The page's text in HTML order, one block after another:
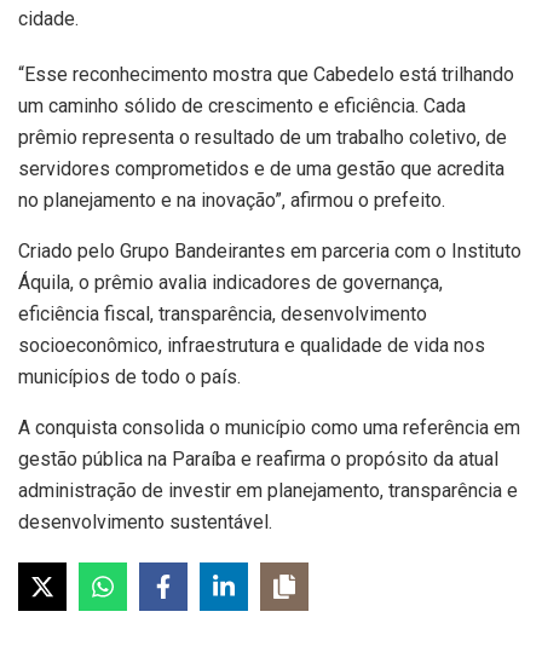
cidade.
“Esse reconhecimento mostra que Cabedelo está trilhando
um caminho sólido de crescimento e eficiência. Cada
prêmio representa o resultado de um trabalho coletivo, de
servidores comprometidos e de uma gestão que acredita
no planejamento e na inovação”, afirmou o prefeito.
Criado pelo Grupo Bandeirantes em parceria com o Instituto
Áquila, o prêmio avalia indicadores de governança,
eficiência fiscal, transparência, desenvolvimento
socioeconômico, infraestrutura e qualidade de vida nos
municípios de todo o país.
A conquista consolida o município como uma referência em
gestão pública na Paraíba e reafirma o propósito da atual
administração de investir em planejamento, transparência e
desenvolvimento sustentável.